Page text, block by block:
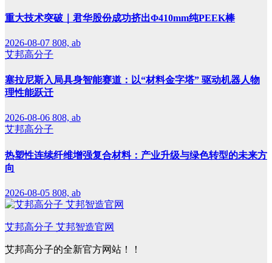
重大技术突破｜君华股份成功挤出Φ410mm纯PEEK棒
2026-08-07 808, ab
艾邦高分子
塞拉尼斯入局具身智能赛道：以“材料金字塔” 驱动机器人物
理性能跃迁
2026-08-06 808, ab
艾邦高分子
热塑性连续纤维增强复合材料：产业升级与绿色转型的未来方
向
2026-08-05 808, ab
艾邦高分子 艾邦智造官网
艾邦高分子的全新官方网站！！